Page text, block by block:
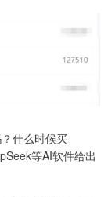
什么时候买
等AI软件给出